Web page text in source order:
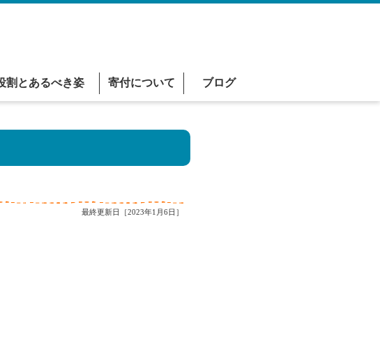
割とあるべき姿 寄付について ブログ
最終更新日［2023年1月6日］